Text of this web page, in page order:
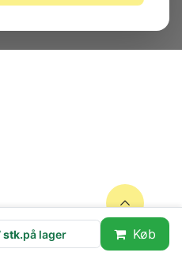
stk.på lager Køb
TV IC